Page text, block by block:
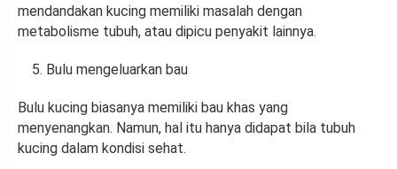
mendandakan kucing memiliki masalah dengan
metabolisme tubuh, atau dipicu penyakit lainnya.
Bulu mengeluarkan bau
Bulu kucing biasanya memiliki bau khas yang
menyenangkan. Namun, hal itu hanya didapat bila tubuh
kucing dalam kondisi sehat.